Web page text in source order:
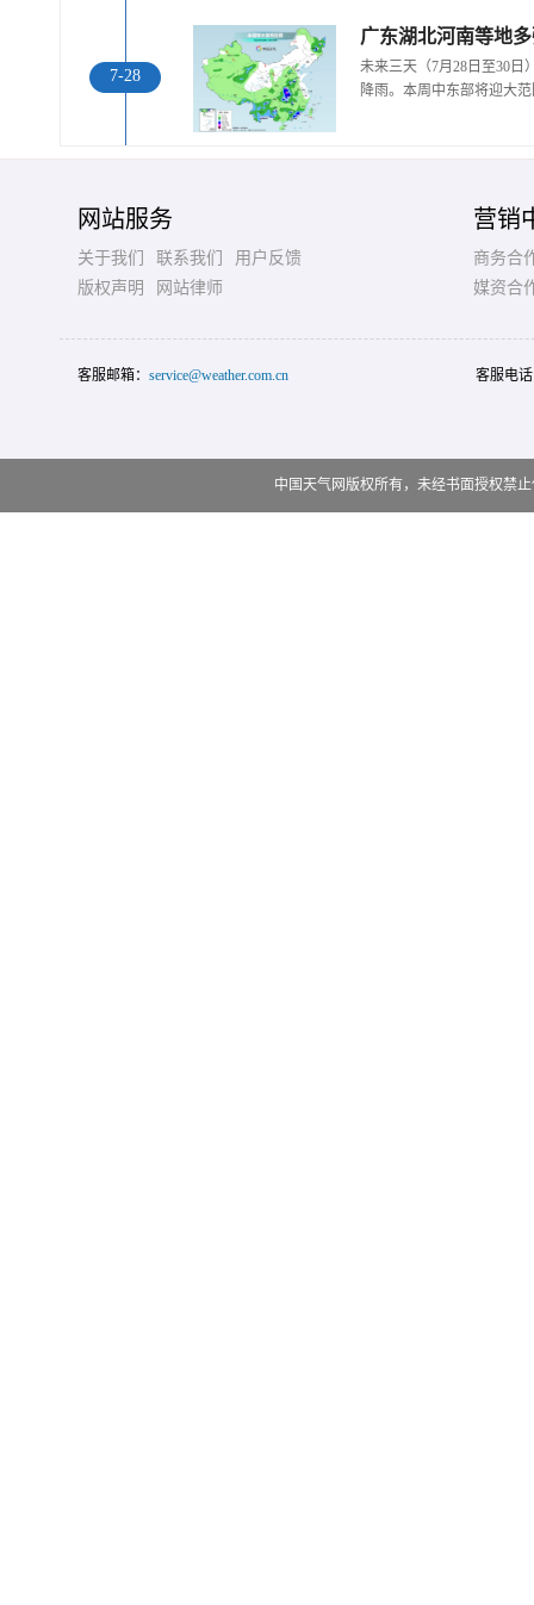
7-28
广东湖北河南等地
未来三天（7月28日至30日
降雨。本周中东部将迎大
网站服务
关于我们 联系我们
用户反馈
版权声明
网站律师
营销
商务合
媒资合
客服邮箱： service@weather.com.cn 客服电
中国天气网版权所有，未经书面授权